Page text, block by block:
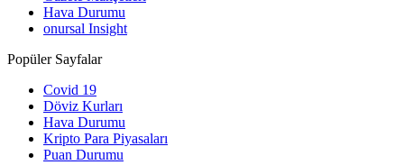
Hava Durumu
onursal Insight
Popüler Sayfalar
Covid 19
Döviz Kurları
Hava Durumu
Kripto Para Piyasaları
Puan Durumu